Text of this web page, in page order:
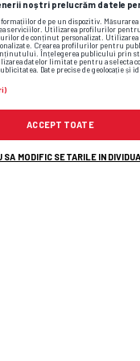
noștri prelucrăm datele
de pe un dispozitiv.
serviciilor. Utilizarea profilurilor
de conținut personalizat.
Crearea profilurilor pentru
Înțelegerea publicului prin
datelor limitate pentru a selecta
Date precise de geolocație și
ACCEPT TOATE
SA MODIFIC SETARILE